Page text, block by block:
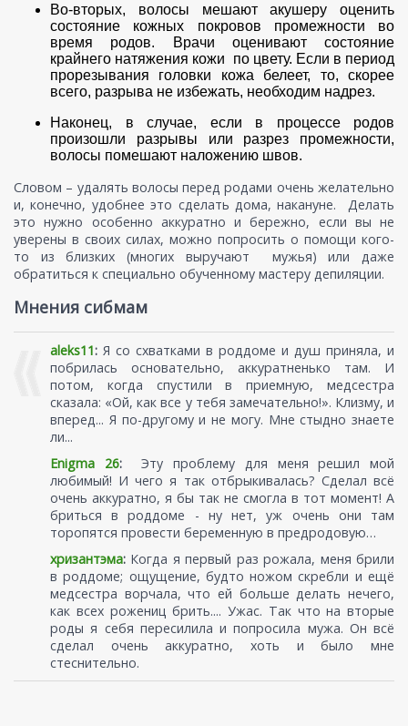
Во-вторых, волосы мешают акушеру оценить
состояние кожных покровов промежности во
время родов. Врачи оценивают состояние
крайнего натяжения кожи по цвету. Если в период
прорезывания головки кожа белеет, то, скорее
всего, разрыва не избежать, необходим надрез.
Наконец, в случае, если в процессе родов
произошли разрывы или разрез промежности,
волосы помешают наложению швов.
Словом – удалять волосы перед родами очень желательно
и, конечно, удобнее это сделать дома, накануне. Делать
это нужно особенно аккуратно и бережно, если вы не
уверены в своих силах, можно попросить о помощи кого-
то из близких (многих выручают мужья) или даже
обратиться к специально обученному мастеру депиляции.
Мнения сибмам
aleks11: Я со схватками в роддоме и душ приняла, и
побрилась основательно, аккуратненько там. И
потом, когда спустили в приемную, медсестра
сказала: «Ой, как все у тебя замечательно!». Клизму, и
вперед... Я по-другому и не могу. Мне стыдно знаете
ли...
Enigma 26:
Эту проблему для меня решил мой
любимый! И чего я так отбрыкивалась? Сделал всё
очень аккуратно, я бы так не смогла в тот момент! А
бриться в роддоме - ну нет, уж очень они там
торопятся провести беременную в предродовую…
хризантэма: Когда я первый раз рожала, меня брили
в роддоме; ощущение, будто ножом скребли и ещё
медсестра ворчала, что ей больше делать нечего,
как всех рожениц брить.... Ужас. Так что на вторые
роды я себя пересилила и попросила мужа. Он всё
сделал очень аккуратно, хоть и было мне
стеснительно.